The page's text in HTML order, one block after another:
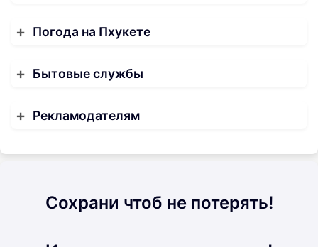
Погода на Пхукете
Бытовые службы
Рекламодателям
Сохрани чтоб не потерять!